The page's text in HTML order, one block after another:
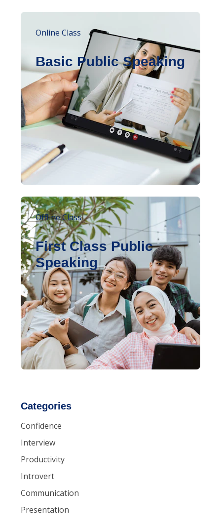
Categories
Confidence
Interview
Productivity
Introvert
Communication
Presentation
Online Class
Basic Public Speaking
Offline Class
First Class Public
Speaking